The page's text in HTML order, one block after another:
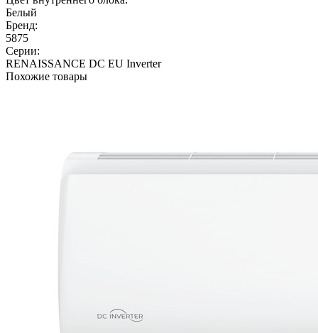
Белый
Бренд:
5875
Серии:
RENAISSANCE DC EU Inverter
Похожие товары